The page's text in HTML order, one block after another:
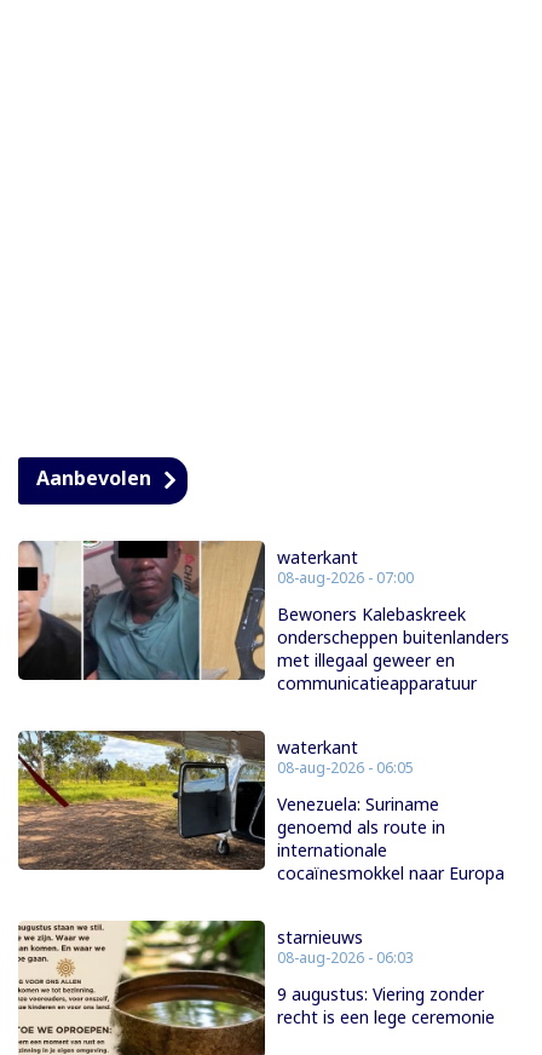
Aanbevolen
waterkant
08-aug-2026 - 07:00
Bewoners Kalebaskreek
onderscheppen buitenlanders
met illegaal geweer en
communicatieapparatuur
waterkant
08-aug-2026 - 06:05
Venezuela: Suriname
genoemd als route in
internationale
cocaïnesmokkel naar Europa
starnieuws
08-aug-2026 - 06:03
9 augustus: Viering zonder
recht is een lege ceremonie